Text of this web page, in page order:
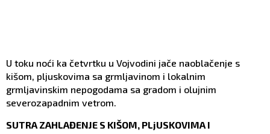
U toku noći ka četvrtku u Vojvodini jače naoblačenje s
kišom, plјuskovima sa grmlјavinom i lokalnim
grmlјavinskim nepogodama sa gradom i olujnim
severozapadnim vetrom.
SUTRA ZAHLAĐENJE S KIŠOM, PLјUSKOVIMA I